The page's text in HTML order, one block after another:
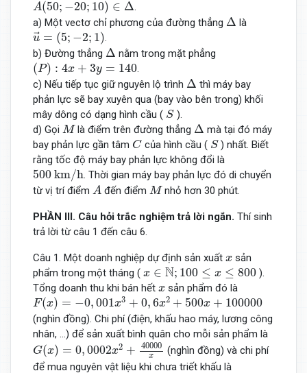
A(50; −20; 10) ∈ Δ.
a) Một vectơ chỉ phương của đường thẳng Δ
Δ là
→
u = (5; −2; 1)
u→ =(5 2; 1) .
b) Đường thẳng Δ
Δ nằm trong mặt phẳng
(P) : 4x + 3y = 140
(P): 4 x+3 y 140
.
c) Nếu tiếp tục giữ nguyên lộ trình Δ
Δ thì máy bay
phản lực sẽ bay xuyên qua (bay vào bên trong) khối
mây dông có dạng hình cầu ( S
S).
d) Gọi M
Mlà điểm trên đường thẳng Δ
Δ mà tại đó máy
bay phản lực gần tâm C
Ccủa hình cầu ( S
S) nhất. Biết
rằng tốc độ máy bay phản lực không đổi là
500km/h
500 k /h. Thời gian máy bay phản lực đó di chuyển
từ vị trí điểm A
A đến điểm M
Mnhỏ hơn 30 phút.
PHẦN III. Câu hỏitrắc nghiệm trả lời ngắn. Thí sinh
trả lời từ câu 1 đến câu 6.
Câu 1. Một doanh nghiệp dự định sản xuất x
x sản
phẩm trong một tháng ( x ∈ N; 100 ≤ x ≤ 800
∈N;100≤ ≤ 800
).
Tổng doanh thu khi bán hết x
x sản phẩm đó là
F(x) = −0,001x3 + 0,6x2 + 500x + 100000
F(x)= −0,001x3+0,6x 2+500x+100000
(nghìn đồng). Chi phí (điện, khấu hao máy, lương công
nhân, ...) để sản xuất bình quân cho mỗi sản phẩm là
G(x) = 0,0002x2 + 40000
x
G(x)=0 0002x2+40000x
(nghìn đồng) và chi phí
để mua nguyên vật liệu khi chưa triết khấu là